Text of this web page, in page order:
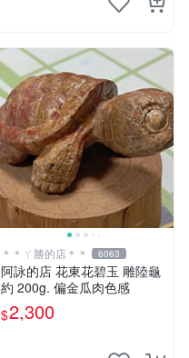
＊＊ㄚ勝的店＊＊ 6063
阿詠的店 花東花碧玉 雕陸龜
約 200g. 偏金瓜肉色感
$2,300